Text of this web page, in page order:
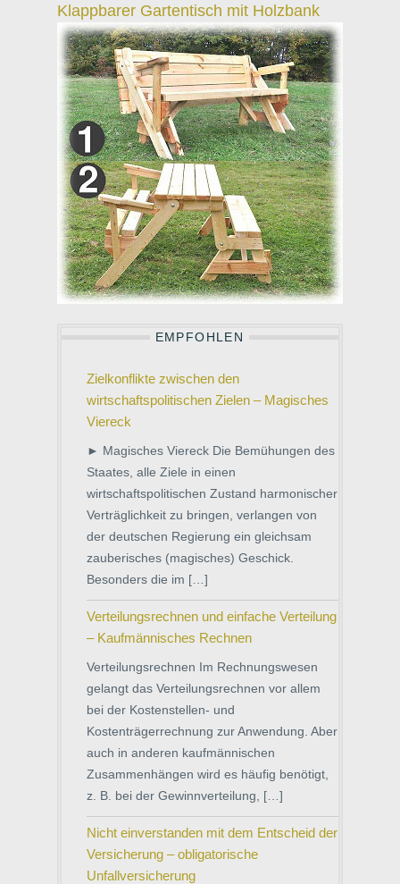
Klappbarer Gartentisch mit Holzbank
EMPFOHLEN
Zielkonflikte zwischen den
wirtschaftspolitischen Zielen – Magisches
Viereck
► Magisches Viereck Die Bemühungen des
Staates, alle Ziele in einen
wirtschaftspolitischen Zustand harmonischer
Verträglichkeit zu bringen, verlangen von
der deutschen Regierung ein gleichsam
zauberisches (magisches) Geschick.
Besonders die im […]
Verteilungsrechnen und einfache Verteilung
– Kaufmännisches Rechnen
Verteilungsrechnen Im Rechnungswesen
gelangt das Verteilungsrechnen vor allem
bei der Kostenstellen- und
Kostenträgerrechnung zur Anwendung. Aber
auch in anderen kaufmännischen
Zusammenhängen wird es häufig benötigt,
z. B. bei der Gewinnverteilung, […]
Nicht einverstanden mit dem Entscheid der
Versicherung – obligatorische
Unfallversicherung